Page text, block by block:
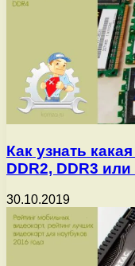
Как узнать
DDR2, DDR3 или
30.10.2019